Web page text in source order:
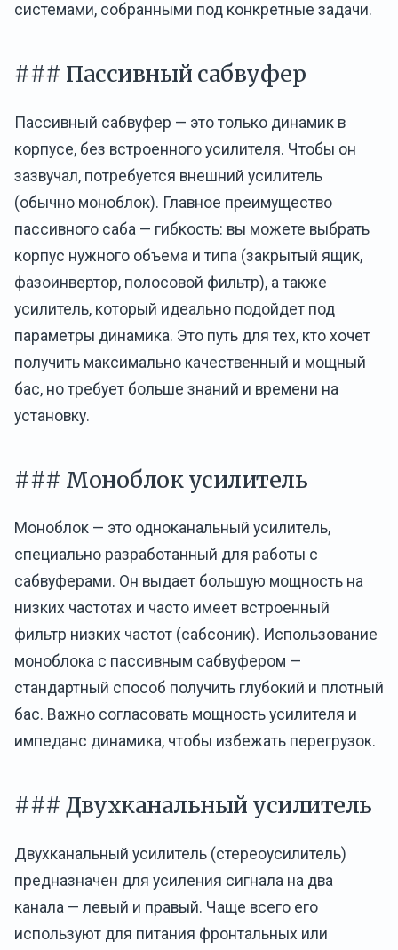
системами, собранными под конкретные задачи.
### Пассивный сабвуфер
Пассивный сабвуфер — это только динамик в
корпусе, без встроенного усилителя. Чтобы он
зазвучал, потребуется внешний усилитель
(обычно моноблок). Главное преимущество
пассивного саба — гибкость: вы можете выбрать
корпус нужного объема и типа (закрытый ящик,
фазоинвертор, полосовой фильтр), а также
усилитель, который идеально подойдет под
параметры динамика. Это путь для тех, кто хочет
получить максимально качественный и мощный
бас, но требует больше знаний и времени на
установку.
### Моноблок усилитель
Моноблок — это одноканальный усилитель,
специально разработанный для работы с
сабвуферами. Он выдает большую мощность на
низких частотах и часто имеет встроенный
фильтр низких частот (сабсоник). Использование
моноблока с пассивным сабвуфером —
стандартный способ получить глубокий и плотный
бас. Важно согласовать мощность усилителя и
импеданс динамика, чтобы избежать перегрузок.
### Двухканальный усилитель
Двухканальный усилитель (стереоусилитель)
предназначен для усиления сигнала на два
канала — левый и правый. Чаще всего его
используют для питания фронтальных или